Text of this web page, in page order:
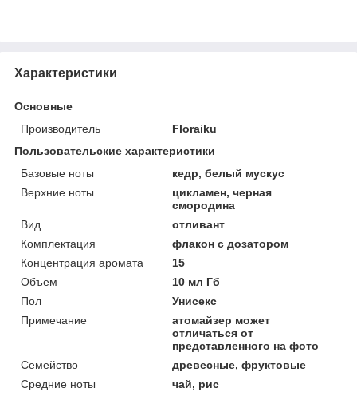
Характеристики
Основные
Производитель
Floraiku
Пользовательские характеристики
Базовые ноты
кедр, белый мускус
Верхние ноты
цикламен, черная
смородина
Вид
отливант
Комплектация
флакон с дозатором
Концентрация аромата
15
Объем
10 мл Гб
Пол
Унисекс
Примечание
атомайзер может
отличаться от
представленного на фото
Семейство
древесные, фруктовые
Средние ноты
чай, рис